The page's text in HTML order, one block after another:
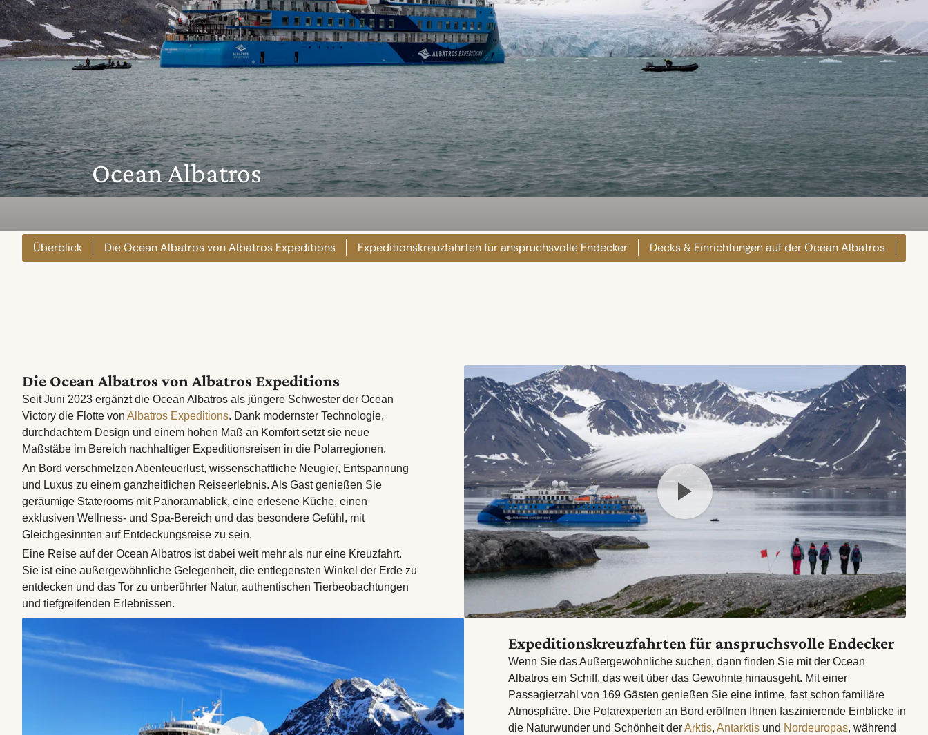
Ocean Albatros
Überblick Die Ocean Albatros von Albatros Expeditions Expeditionskreuzfahrten für anspruchsvolle Endecker Decks & Einrichtungen auf der Ocean Albatros
Die Ocean Albatros von Albatros Expeditions
Seit Juni 2023 ergänzt die Ocean Albatros als jüngere Schwester der Ocean
Victory die Flotte von Albatros Expeditions. Dank modernster Technologie,
durchdachtem Design und einem hohen Maß an Komfort setzt sie neue
Maßstäbe im Bereich nachhaltiger Expeditionsreisen in die Polarregionen.
An Bord verschmelzen Abenteuerlust, wissenschaftliche Neugier, Entspannung
und Luxus zu einem ganzheitlichen Reiseerlebnis. Als Gast genießen Sie
geräumige Staterooms mit Panoramablick, eine erlesene Küche, einen
exklusiven Wellness- und Spa-Bereich und das besondere Gefühl, mit
Gleichgesinnten auf Entdeckungsreise zu sein.
Eine Reise auf der Ocean Albatros ist dabei weit mehr als nur eine Kreuzfahrt.
Sie ist eine außergewöhnliche Gelegenheit, die entlegensten Winkel der Erde zu
entdecken und das Tor zu unberührter Natur, authentischen Tierbeobachtungen
und tiefgreifenden Erlebnissen.
Expeditionskreuzfahrten für anspruchsvolle Endecker
Wenn Sie das Außergewöhnliche suchen, dann finden Sie mit der Ocean
Albatros ein Schiff, das weit über das Gewohnte hinausgeht. Mit einer
Passagierzahl von 169 Gästen genießen Sie eine intime, fast schon familiäre
Atmosphäre. Die Polarexperten an Bord eröffnen Ihnen faszinierende Einblicke in
die Naturwunder und Schönheit derArktis, Antarktis und Nordeuropas, während